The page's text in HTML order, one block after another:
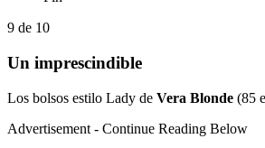
9 de 10
Un imprescindible
Los bolsos estilo Lady de Vera Blonde (85
Advertisement - Continue Reading Below